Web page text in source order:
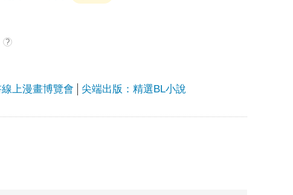
?
上漫畫博覽會 尖端出版：精選BL小說